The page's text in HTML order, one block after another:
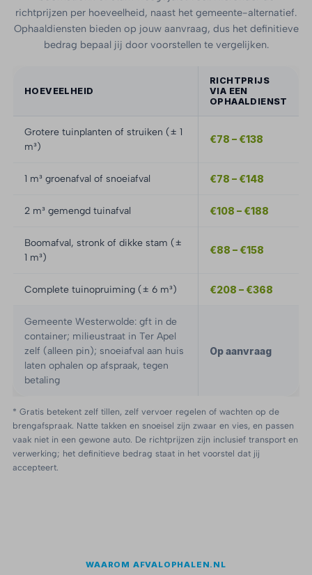
richtprijzen per hoeveelheid, naast het gemeente-alternatief.
Ophaaldiensten bieden op jouw aanvraag, dus het definitieve
bedrag bepaal jij door voorstellen te vergelijken.
HOEVEELHEID
RICHTPRIJS
VIA EEN
OPHAALDIENST
Grotere tuinplanten of struiken (± 1
m³)
€78 – €138
1 m³ groenafval of snoeiafval €78 – €148
2 m³ gemengd tuinafval €108 – €188
Boomafval, stronk of dikke stam (±
1 m³)
€88 – €158
Complete tuinopruiming (± 6 m³) €208 – €368
Gemeente Westerwolde: gft in de
container; milieustraat in Ter Apel
zelf (alleen pin); snoeiafval aan huis
laten ophalen op afspraak, tegen
betaling
Op aanvraag
* Gratis betekent zelf tillen, zelf vervoer regelen of wachten op de
brengafspraak. Natte takken en snoeisel zijn zwaar en vies, en passen
vaak niet in een gewone auto. De richtprijzen zijn inclusief transport en
verwerking; het definitieve bedrag staat in het voorstel dat jij
accepteert.
WAAROM AFVALOPHALEN.NL